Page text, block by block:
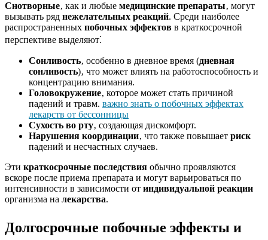
Снотворные‚ как и любые медицинские препараты‚ могут
вызывать ряд нежелательных реакций. Среди наиболее
распространенных побочных эффектов в краткосрочной
перспективе выделяют⁚
Сонливость‚ особенно в дневное время (дневная
сонливость)‚ что может влиять на работоспособность и
концентрацию внимания.
Головокружение‚ которое может стать причиной
падений и травм. важно знать о побочных эффектах
лекарств от бессонницы
Сухость во рту‚ создающая дискомфорт.
Нарушения координации‚ что также повышает риск
падений и несчастных случаев.
Эти краткосрочные последствия обычно проявляются
вскоре после приема препарата и могут варьироваться по
интенсивности в зависимости от индивидуальной реакции
организма на лекарства.
Долгосрочные побочные эффекты и